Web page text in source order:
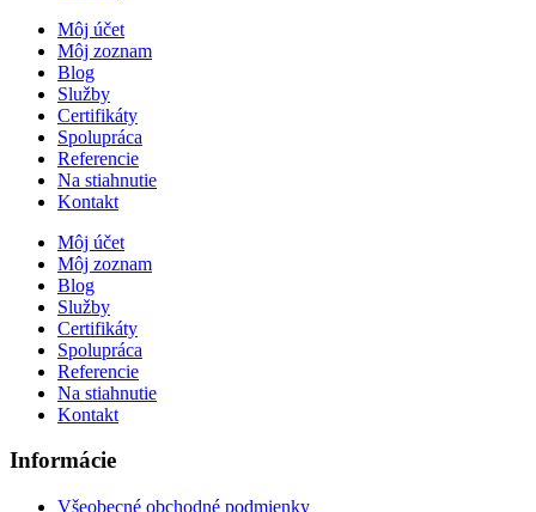
Môj účet
Môj zoznam
Blog
Služby
Certifikáty
Spolupráca
Referencie
Na stiahnutie
Kontakt
Môj účet
Môj zoznam
Blog
Služby
Certifikáty
Spolupráca
Referencie
Na stiahnutie
Kontakt
Informácie
Všeobecné obchodné podmienky